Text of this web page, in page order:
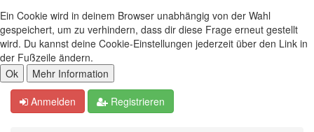
Ein Cookie wird in deinem Browser unabhängig von der Wahl
gespeichert, um zu verhindern, dass dir diese Frage erneut gestellt
wird. Du kannst deine Cookie-Einstellungen jederzeit über den Link in
der Fußzeile ändern.
Anmelden Registrieren